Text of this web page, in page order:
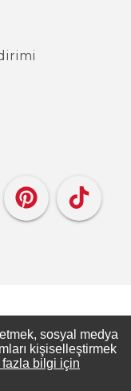
tarif
sosyal medya
kişiselleştirmek
fazla bilgi için